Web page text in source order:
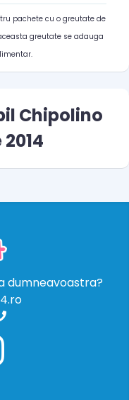
pachete cu o greutate de
greutate se adauga
Chipolino
dumneavoastra?